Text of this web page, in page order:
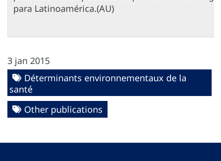
para Latinoamérica.(AU)
3 jan 2015
Déterminants environnementaux de la
santé
Other publications